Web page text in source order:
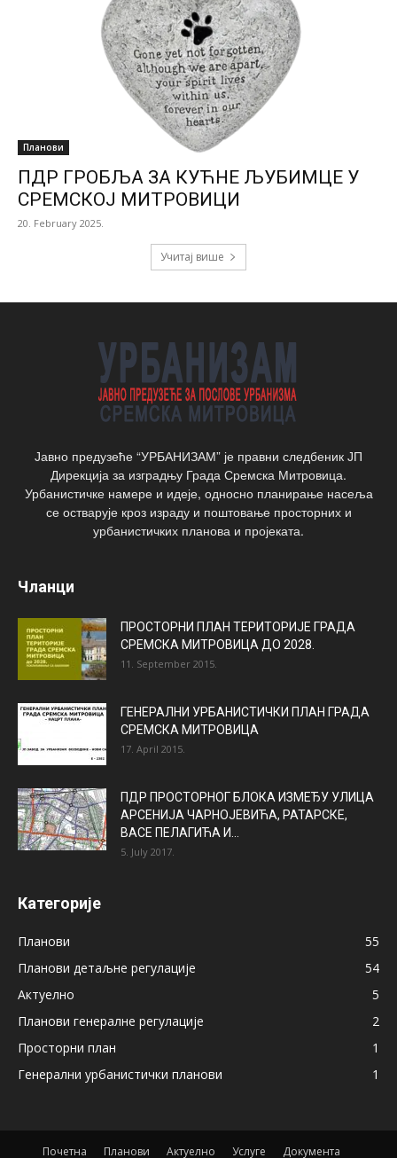
Планови
ПДР ГРОБЉА ЗА КУЋНЕ ЉУБИМЦЕ У
СРЕМСКОЈ МИТРОВИЦИ
20. February 2025.
Учитај више
Јавно предузеће “УРБАНИЗАМ” је правни следбеник ЈП
Дирекција за изградњу Града Сремска Митровица.
Урбанистичке намере и идеје, односно планирање насеља
се остварује кроз израду и поштовање просторних и
урбанистичких планова и пројеката.
Чланци
ПРОСТОРНИ ПЛАН ТЕРИТОРИЈЕ ГРАДА
СРЕМСКА МИТРОВИЦА ДО 2028.
11. September 2015.
ГЕНЕРАЛНИ УРБАНИСТИЧКИ ПЛАН ГРАДА
СРЕМСКА МИТРОВИЦА
17. April 2015.
ПДР ПРОСТОРНОГ БЛОКА ИЗМЕЂУ УЛИЦА
АРСЕНИЈА ЧАРНОЈЕВИЋА, РАТАРСКЕ,
ВАСЕ ПЕЛАГИЋА И...
5. July 2017.
Категорије
Планови
55
Планови детаљне регулације
54
Актуелно
5
Планови генералне регулације
2
Просторни план
1
Генерални урбанистички планови
1
Почетна Планови Актуелно Услуге Документа